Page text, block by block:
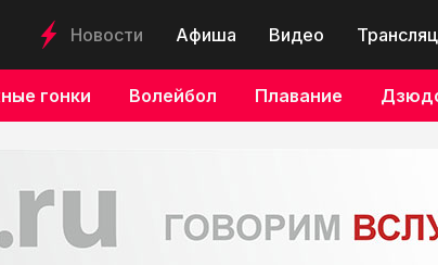
Новости Афиша Видео
гонки Волейбол Плавание